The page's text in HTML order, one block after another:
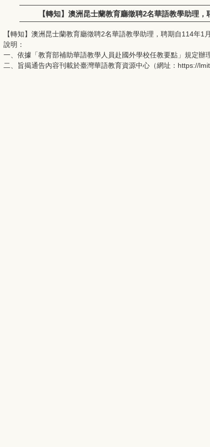
【轉知】澳洲昆士蘭教育廳徵聘2名華語教學助理
【轉知】澳洲昆士蘭教育廳徵聘2名華語教學助理，聘期自114年
說明：
一、依據「教育部補助華語教學人員赴國外學校任教要點」規定辦理
二、旨揭通告內容刊載於臺灣華語教育資源中心（網址：https://